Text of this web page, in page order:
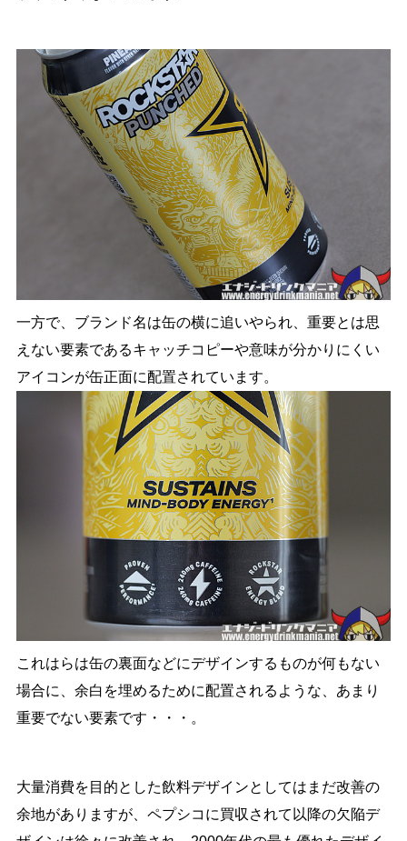
一方で、ブランド名は缶の横に追いやられ、重要とは思
えない要素であるキャッチコピーや意味が分かりにくい
アイコンが缶正面に配置されています。
これはらは缶の裏面などにデザインするものが何もない
場合に、余白を埋めるために配置されるような、あまり
重要でない要素です・・・。
大量消費を目的とした飲料デザインとしてはまだ改善の
余地がありますが、ペプシコに買収されて以降の欠陥デ